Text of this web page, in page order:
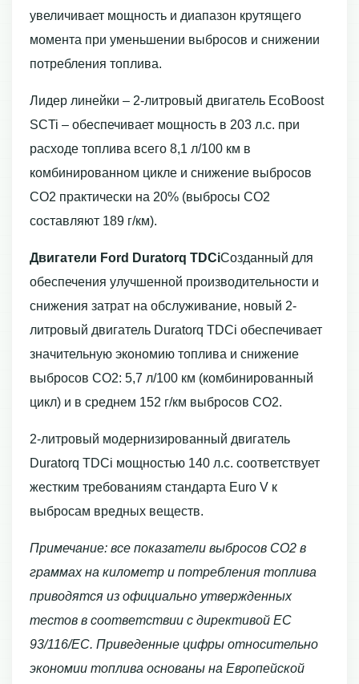
увеличивает мощность и диапазон крутящего
момента при уменьшении выбросов и снижении
потребления топлива.
Лидер линейки – 2-литровый двигатель EcoBoost
SCTi – обеспечивает мощность в 203 л.с. при
расходе топлива всего 8,1 л/100 км в
комбинированном цикле и снижение выбросов
СО2 практически на 20% (выбросы СО2
составляют 189 г/км).
Двигатели Ford Duratorq TDCiСозданный для
обеспечения улучшенной производительности и
снижения затрат на обслуживание, новый 2-
литровый двигатель Duratorq TDCi обеспечивает
значительную экономию топлива и снижение
выбросов CO2: 5,7 л/100 км (комбинированный
цикл) и в среднем 152 г/км выбросов CO2.
2-литровый модернизированный двигатель
Duratorq TDCi мощностью 140 л.с. соответствует
жестким требованиям стандарта Euro V к
выбросам вредных веществ.
Примечание: все показатели выбросов CO2 в
граммах на километр и потребления топлива
приводятся из официально утвержденных
тестов в соответствии с директивой ЕС
93/116/EC. Приведенные цифры относительно
экономии топлива основаны на Европейской